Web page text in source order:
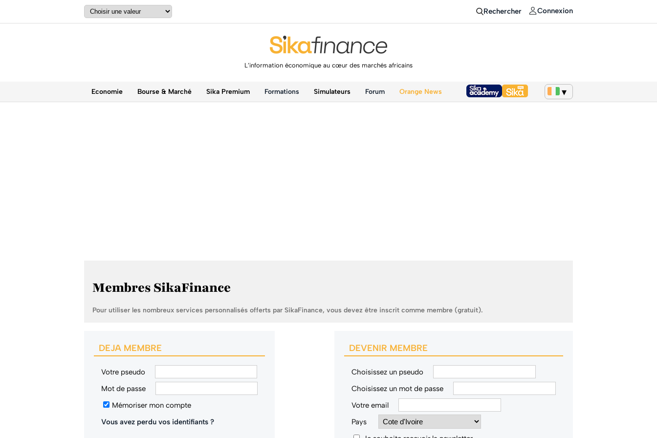
Rechercher Connexion
L’information économique au cœur des marchés africains
Economie Bourse & Marché Sika Premium Formations Simulateurs Forum Orange News
Membres SikaFinance
Pour utiliser les nombreux services personnalisés offerts par SikaFinance, vous devez être inscrit comme membre (gratuit).
DEJA MEMBRE
Votre pseudo
Mot de passe
Mémoriser mon compte
Vous avez perdu vos identifiants ?
DEVENIR MEMBRE
Choisissez un pseudo
Choisissez un mot de passe
Votre email
Pays